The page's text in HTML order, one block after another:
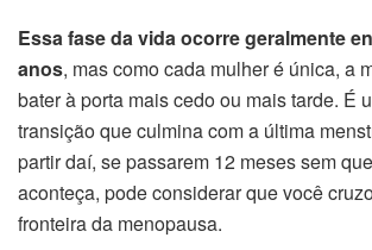
Essa fase da vida ocorre geralmente
anos, mas como cada mulher é única, a
bater à porta mais cedo ou mais tarde. É
transição que culmina com a última
partir daí, se passarem 12 meses sem
aconteça, pode considerar que você
fronteira da menopausa.